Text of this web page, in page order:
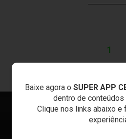
Baixe agora o SUPER APP
dentro de
Clique nos links abaixo e
1